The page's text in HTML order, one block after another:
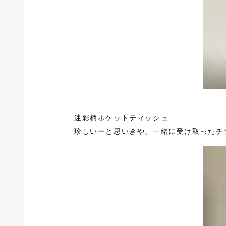
迷彩柄ポケットティッシュ
珍しいーと思いきや、一緒に受け取ったチ